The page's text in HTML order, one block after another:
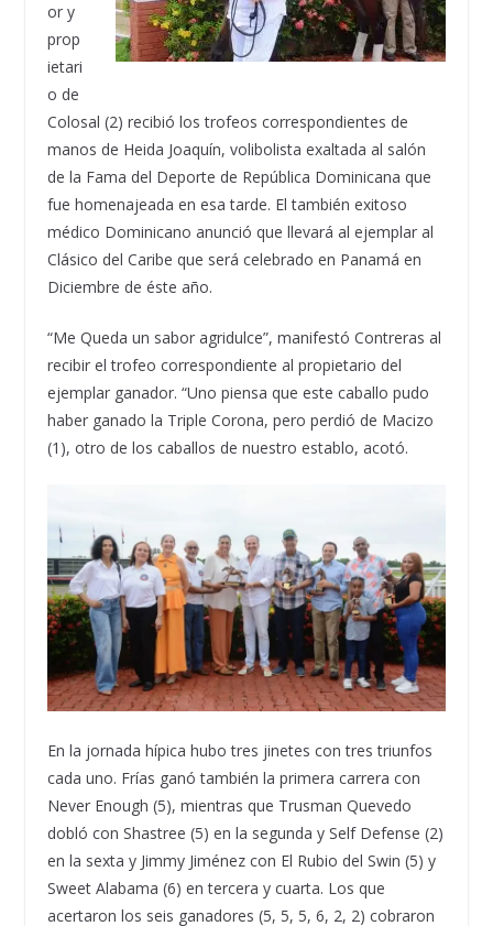
or y
prop
ietari
o de
Colosal (2) recibió los trofeos correspondientes de
manos de Heida Joaquín, volibolista exaltada al salón
de la Fama del Deporte de República Dominicana que
fue homenajeada en esa tarde. El también exitoso
médico Dominicano anunció que llevará al ejemplar al
Clásico del Caribe que será celebrado en Panamá en
Diciembre de éste año.
“Me Queda un sabor agridulce”, manifestó Contreras al
recibir el trofeo correspondiente al propietario del
ejemplar ganador. “Uno piensa que este caballo pudo
haber ganado la Triple Corona, pero perdió de Macizo
(1), otro de los caballos de nuestro establo, acotó.
En la jornada hípica hubo tres jinetes con tres triunfos
cada uno. Frías ganó también la primera carrera con
Never Enough (5), mientras que Trusman Quevedo
dobló con Shastree (5) en la segunda y Self Defense (2)
en la sexta y Jimmy Jiménez con El Rubio del Swin (5) y
Sweet Alabama (6) en tercera y cuarta. Los que
acertaron los seis ganadores (5, 5, 5, 6, 2, 2) cobraron